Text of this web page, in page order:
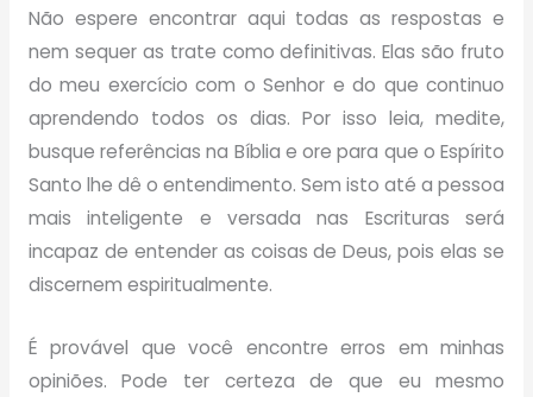
Não espere encontrar aqui todas as respostas e
nem sequer as trate como definitivas. Elas são fruto
do meu exercício com o Senhor e do que continuo
aprendendo todos os dias. Por isso leia, medite,
busque referências na Bíblia e ore para que o Espírito
Santo lhe dê o entendimento. Sem isto até a pessoa
mais inteligente e versada nas Escrituras será
incapaz de entender as coisas de Deus, pois elas se
discernem espiritualmente.
É provável que você encontre erros em minhas
opiniões. Pode ter certeza de que eu mesmo